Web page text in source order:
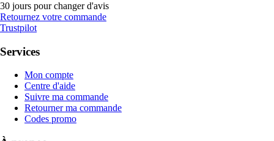
30 jours pour changer d'avis
Retournez votre commande
Trustpilot
Services
Mon compte
Centre d'aide
Suivre ma commande
Retourner ma commande
Codes promo